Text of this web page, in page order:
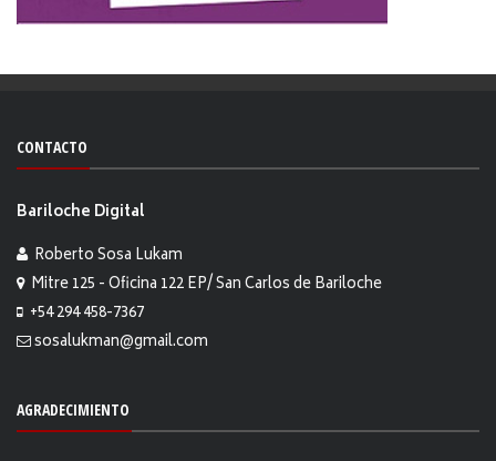
CONTACTO
Bariloche Digital
Roberto Sosa Lukam
Mitre 125 - Oficina 122 EP/ San Carlos de Bariloche
+54 294 458-7367
sosalukman@gmail.com
AGRADECIMIENTO